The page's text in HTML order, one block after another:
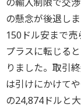
の懸念が後退し
150ドル安まで
プラスに転じる
りました。取引
は引けにかけて
の24,874ドルと